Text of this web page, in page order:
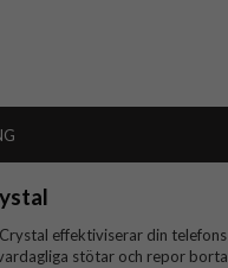
effektiviserar din
stötar och repor